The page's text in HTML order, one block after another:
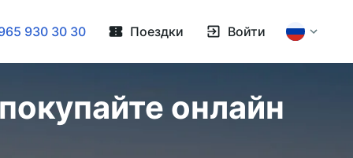
930 30 30 Поездки Войти
онлайн